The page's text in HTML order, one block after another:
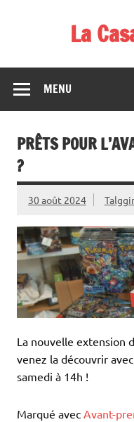
La
MENU
PRÊTS POUR
?
30 août 2024 Talggir
La nouvelle extension
venez la découvrir
samedi à 14h !
Marqué avec Avant-